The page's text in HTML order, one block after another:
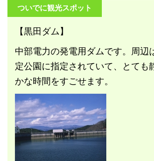
ついでに観光スポット
【黒田ダム】
中部電力の発電用ダムです。周辺
定公園に指定されていて、とても
かな時間をすごせます。